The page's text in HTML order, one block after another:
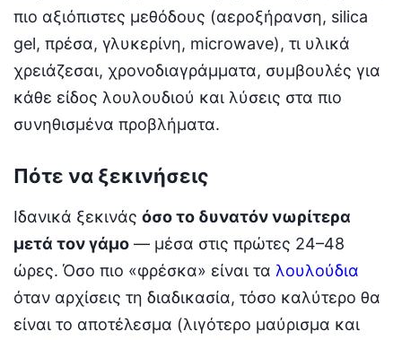
πιο αξιόπιστες μεθόδους (αεροξήρανση, silica
gel, πρέσα, γλυκερίνη, microwave), τι υλικά
χρειάζεσαι, χρονοδιαγράμματα, συμβουλές για
κάθε είδος λουλουδιού και λύσεις στα πιο
συνηθισμένα προβλήματα.
Πότε να ξεκινήσεις
Ιδανικά ξεκινάς όσο το δυνατόν νωρίτερα
μετά τον γάμο — μέσα στις πρώτες 24–48
ώρες. Όσο πιο «φρέσκα» είναι τα λουλούδια
όταν αρχίσεις τη διαδικασία, τόσο καλύτερο θα
είναι το αποτέλεσμα (λιγότερο μαύρισμα και